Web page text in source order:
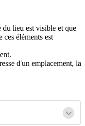
du lieu est visible et que
éléments est
d'un emplacement, la